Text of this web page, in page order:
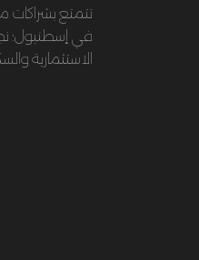
تتمتع بشراكات
في إسطنبول؛
الاستثمارية